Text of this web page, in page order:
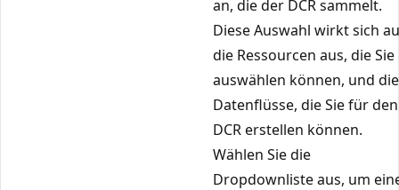
an, die der DCR sammelt.
Diese Auswahl wirkt sich
die Ressourcen aus, die Sie
auswählen können, und die
Datenflüsse, die Sie für den
DCR erstellen können.
Wählen Sie die
Dropdownliste aus, um